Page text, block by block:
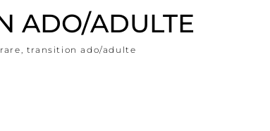
ADO/ADULTE
, transition ado/adulte